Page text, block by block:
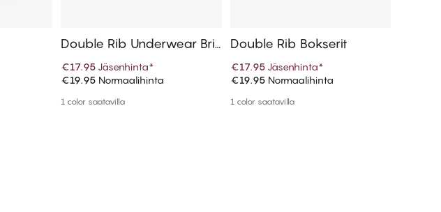
Lisää ostoskoriin
Double Rib Underwear Bri
€17.95 Jäsenhinta*
€19.95 Normaalihinta
1 color saatavilla
Lisää ostoskoriin
Double Rib Bokserit
€17.95 Jäsenhinta*
€19.95Normaalihinta
1 color saatavilla